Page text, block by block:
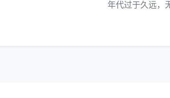
年代过于久远，